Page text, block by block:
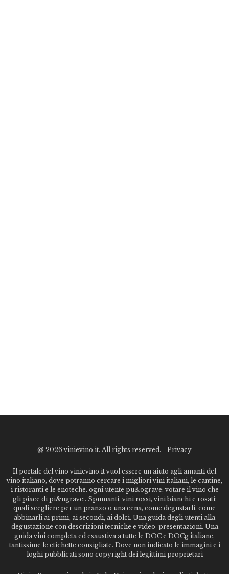
@ 2026 vinievino.it. All rights reserved. - Privacy
Il portale del vino vinievino.it vuol essere un aiuto agli amanti del
vino italiano, dove potranno cercare i migliori vini italiani, le cantine,
i ristoranti e le enoteche. ogni utente pu&ograve; votare il vino che
gli piace di pi&ugrave;. Spumanti, vini rossi, vini bianchi e rosati:
quali scegliere per un pranzo o una cena, come degustarli, come
abbinarli ai primi, ai secondi, ai dolci. Una guida degli utenti alla
degustazione con descrizioni tecniche e video-presentazioni. Una
guida vini completa ed esaustiva a tutte le DOC e DOCg italiane,
tantissime le etichette consigliate. Dove non indicato le immagini e i
loghi pubblicati sono copyright dei legittimi proprietari